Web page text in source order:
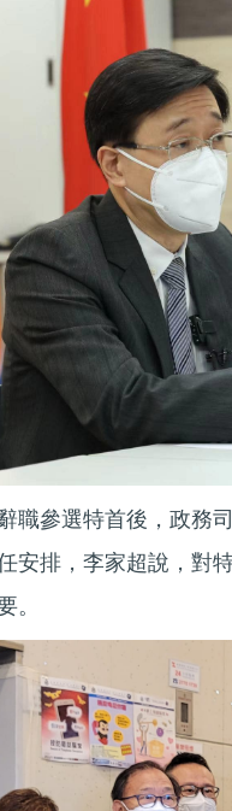
職參選特首後，政務
安排，李家超說，對
。